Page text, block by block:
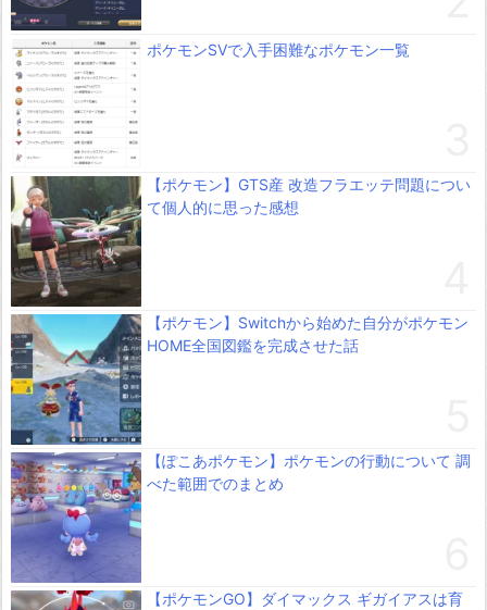
ポケモンSVで入手困難なポケモン一覧
【ポケモン】GTS産 改造フラエッテ問題につい
て個人的に思った感想
【ポケモン】Switchから始めた自分がポケモン
HOME全国図鑑を完成させた話
【ぽこあポケモン】ポケモンの行動について 調
べた範囲でのまとめ
【ポケモンGO】ダイマックス ギガイアスは育